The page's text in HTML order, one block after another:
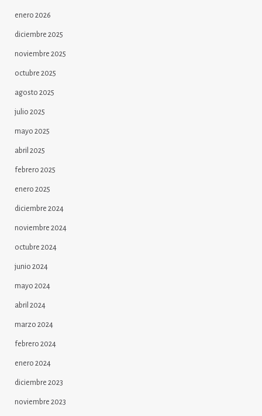
enero 2026
diciembre 2025
noviembre 2025
octubre 2025
agosto 2025
julio 2025
mayo 2025
abril 2025
febrero 2025
enero 2025
diciembre 2024
noviembre 2024
octubre 2024
junio 2024
mayo 2024
abril 2024
marzo 2024
febrero 2024
enero 2024
diciembre 2023
noviembre 2023